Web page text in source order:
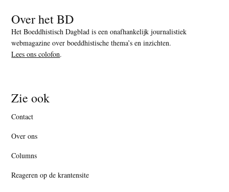
Over het BD
Het Boeddhistisch Dagblad is een onafhankelijk journalistiek
webmagazine over boeddhistische thema’s en inzichten.
Lees ons colofon.
Zie ook
Contact
Over ons
Columns
Reageren op de krantensite